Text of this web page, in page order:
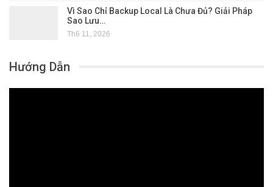
Vì Sao Chỉ Backup Local Là Chưa Đủ? Giải Pháp
Sao Lưu…
Th6 11, 2026
Hướng Dẫn